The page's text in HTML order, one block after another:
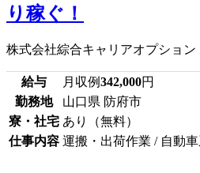
り稼ぐ！
株式会社綜合キャリアオプション
給与 月収例342,000円
勤務地
山口県 防府市
寮・社宅 あり（無料）
仕事内容 運搬・出荷作業 / 自動